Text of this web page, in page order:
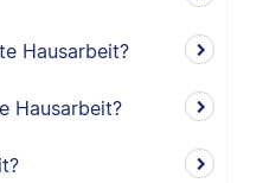
Hausarbeit?
Hausarbeit?